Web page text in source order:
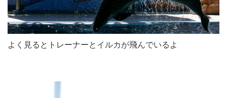
よく見るとトレーナーとイルカが飛んでいるよ